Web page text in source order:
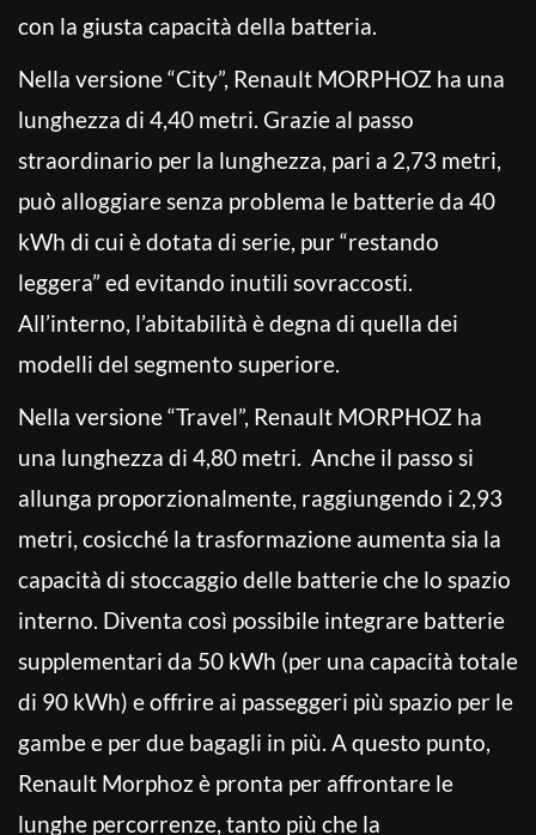
con la giusta capacità della batteria.
Nella versione “City”, Renault MORPHOZ ha una
lunghezza di 4,40 metri. Grazie al passo
straordinario per la lunghezza, pari a 2,73 metri,
può alloggiare senza problema le batterie da 40
kWh di cui è dotata di serie, pur “restando
leggera” ed evitando inutili sovraccosti.
All’interno, l’abitabilità è degna di quella dei
modelli del segmento superiore.
Nella versione “Travel”, Renault MORPHOZ ha
una lunghezza di 4,80 metri. Anche il passo si
allunga proporzionalmente, raggiungendo i 2,93
metri, cosicché la trasformazione aumenta sia la
capacità di stoccaggio delle batterie che lo spazio
interno. Diventa così possibile integrare batterie
supplementari da 50 kWh (per una capacità totale
di 90 kWh) e offrire ai passeggeri più spazio per le
gambe e per due bagagli in più. A questo punto,
Renault Morphoz è pronta per affrontare le
lunghe percorrenze, tanto più che la